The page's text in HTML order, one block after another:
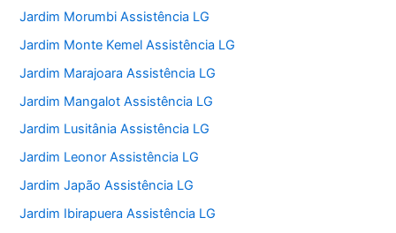
Jardim Morumbi Assistência LG
Jardim Monte Kemel Assistência LG
Jardim Marajoara Assistência LG
Jardim Mangalot Assistência LG
Jardim Lusitânia Assistência LG
Jardim Leonor Assistência LG
Jardim Japão Assistência LG
Jardim Ibirapuera Assistência LG